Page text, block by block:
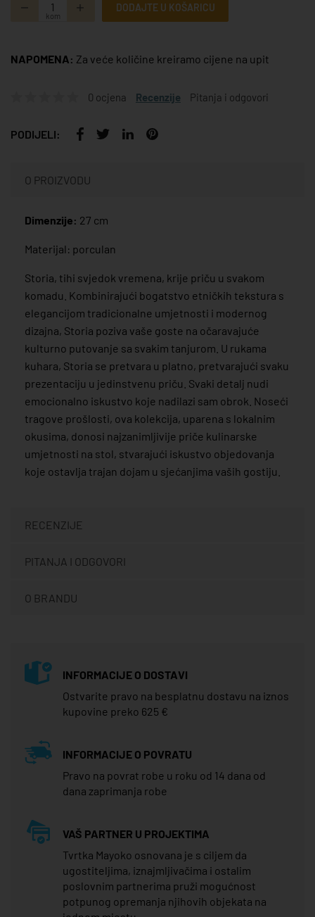
kom
DODAJTE U KOŠARICU
NAPOMENA: Za veće količine kreiramo cijene na upit
0 ocjena Recenzije Pitanja i odgovori
PODIJELI:
O PROIZVODU
Dimenzije: 27 cm
Materijal: porculan
Storia, tihi svjedok vremena, krije priču u svakom
komadu. Kombinirajući bogatstvo etničkih tekstura s
elegancijom tradicionalne umjetnosti i modernog
dizajna, Storia poziva vaše goste na očaravajuće
kulturno putovanje sa svakim tanjurom. U rukama
kuhara, Storia se pretvara u platno, pretvarajući svaku
prezentaciju u jedinstvenu priču. Svaki detalj nudi
emocionalno iskustvo koje nadilazi sam obrok. Noseći
tragove prošlosti, ova kolekcija, uparena s lokalnim
okusima, donosi najzanimljivije priče kulinarske
umjetnosti na stol, stvarajući iskustvo objedovanja
koje ostavlja trajan dojam u sjećanjima vaših gostiju.
RECENZIJE
PITANJA I ODGOVORI
O BRANDU
INFORMACIJE O DOSTAVI
Ostvarite pravo na besplatnu dostavu na iznos
kupovine preko 625 €
INFORMACIJE O POVRATU
Pravo na povrat robe u roku od 14 dana od
dana zaprimanja robe
VAŠ PARTNER U PROJEKTIMA
Tvrtka Mayoko osnovana je s ciljem da
ugostiteljima, iznajmljivačima i ostalim
poslovnim partnerima pruži mogućnost
potpunog opremanja njihovih objekata na